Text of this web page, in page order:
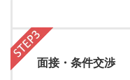
面接・条件交渉